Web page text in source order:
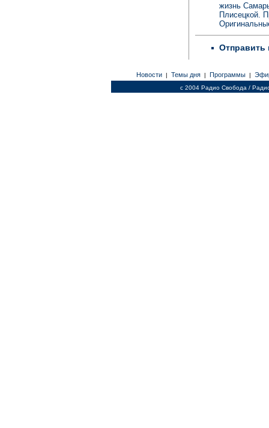
жизнь
Плисецкой.
Отправить
Новости | Темы дня | Программы |
c 2004 Радио Свобода /